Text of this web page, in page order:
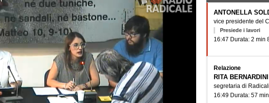
ANTONELLA
vice presidente del
Presiede i lavori
16:47 Durata: 2 min
Relazione
RITA BERNARDINI
segretaria di
16:49 Durata: 57